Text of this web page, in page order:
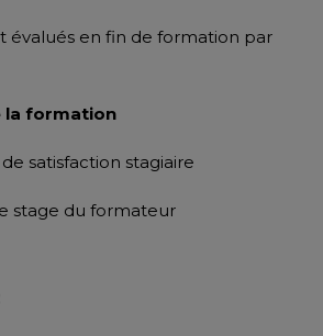
évalués en fin de formation par
la formation
satisfaction stagiaire
stage du formateur